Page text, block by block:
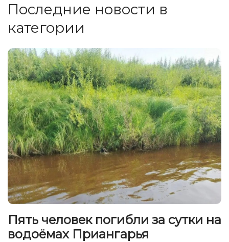
Последние новости в
категории
Пять человек погибли за сутки на
водоёмах Приангарья